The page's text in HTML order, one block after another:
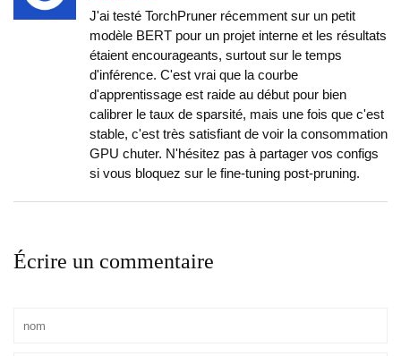
J'ai testé TorchPruner récemment sur un petit
modèle BERT pour un projet interne et les résultats
étaient encourageants, surtout sur le temps
d'inférence. C'est vrai que la courbe
d'apprentissage est raide au début pour bien
calibrer le taux de sparsité, mais une fois que c'est
stable, c'est très satisfiant de voir la consommation
GPU chuter. N'hésitez pas à partager vos configs
si vous bloquez sur le fine-tuning post-pruning.
Écrire un commentaire